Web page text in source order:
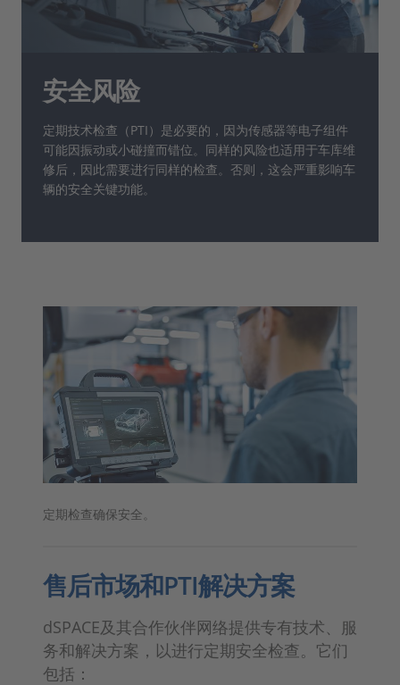
安全风险
定期技术检查（PTI）是必要的，因为传感器等电子组件
可能因振动或小碰撞而错位。同样的风险也适用于车库维
修后，因此需要进行同样的检查。否则，这会严重影响车
辆的安全关键功能。
定期检查确保安全。
售后市场和PTI解决方案
dSPACE及其合作伙伴网络提供专有技术、服
务和解决方案，以进行定期安全检查。它们
包括：